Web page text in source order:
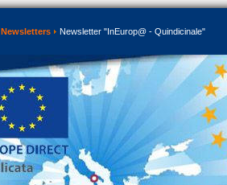
Newsletters Newsletter "InEurop@ - Quindicinale"